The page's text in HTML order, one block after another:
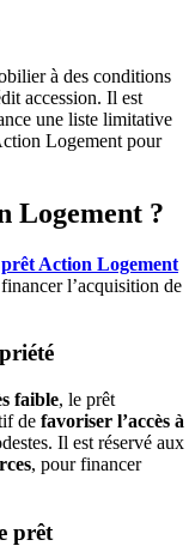
à des conditions
accession. Il est
une liste limitative
Logement pour
Logement ?
prêt Action Logement
l’acquisition de
faible, le prêt
de favoriser l’accès à
Il est réservé aux
, pour financer
prêt